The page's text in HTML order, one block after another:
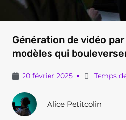
Génération de vidéo
modèles qui
20 février 2025 Temps
Alice Petitcolin